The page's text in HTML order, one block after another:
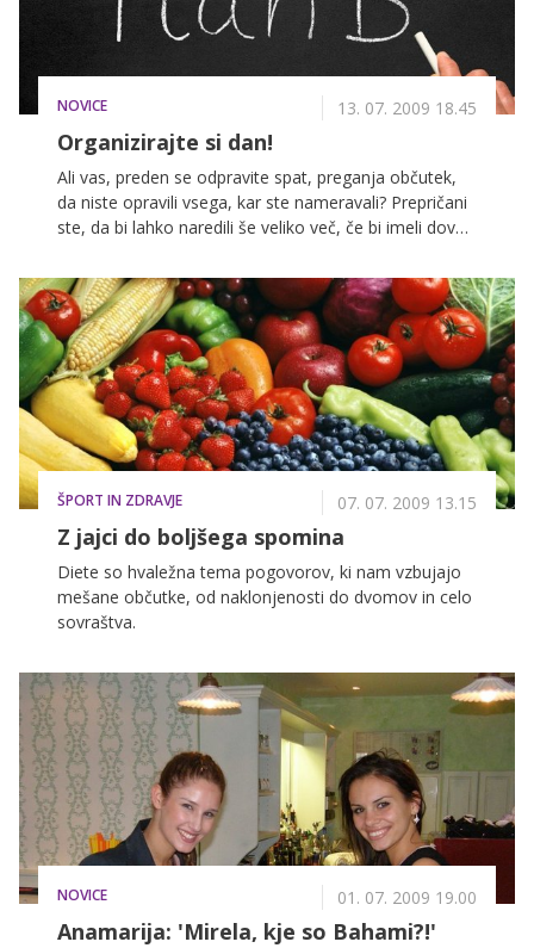
NOVICE 13. 07. 2009 18.45
Organizirajte si dan!
Ali vas, preden se odpravite spat, preganja občutek,
da niste opravili vsega, kar ste nameravali? Prepričani
ste, da bi lahko naredili še veliko več, če bi imeli dovolj
načrtom, ki ga pripravite dan prej. Vas zanima, kako?
ŠPORT IN ZDRAVJE 07. 07. 2009 13.15
Z jajci do boljšega spomina
Diete so hvaležna tema pogovorov, ki nam vzbujajo
mešane občutke, od naklonjenosti do dvomov in celo
sovraštva.
NOVICE 01. 07. 2009 19.00
Anamarija: 'Mirela, kje so Bahami?!'